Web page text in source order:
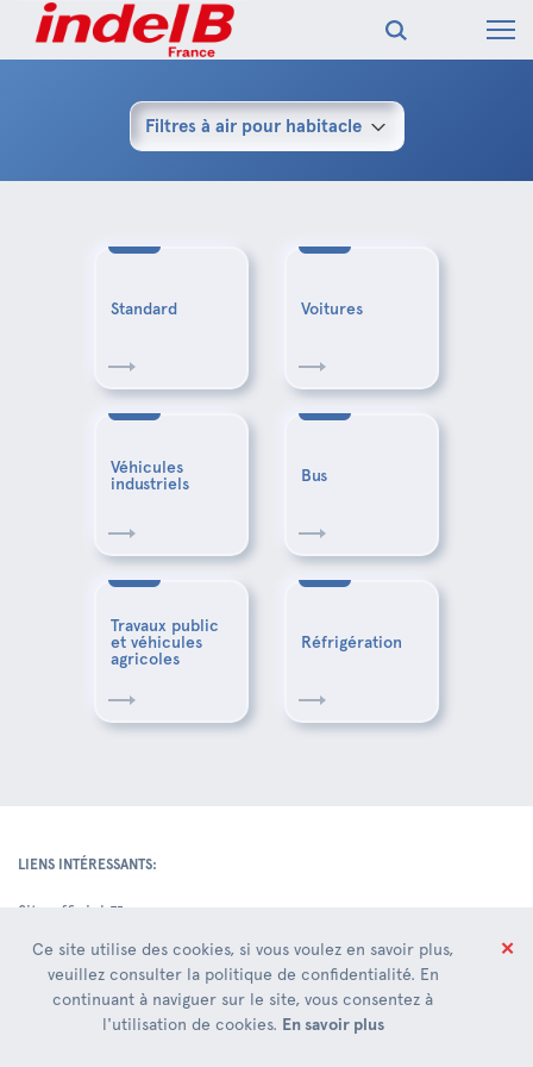
Filtres à air pour habitacle
Standard Voitures
Véhicules
industriels
Bus
Travaux public
et véhicules
agricoles
Réfrigération
LIENS INTÉRESSANTS:
Site officiel
Où sommes-nous
Contacts Siège Social
Entrepôts
✕
Ce site utilise des cookies, si vous voulez en savoir plus,
veuillez consulter la politique de confidentialité. En
continuant à naviguer sur le site, vous consentez à
l'utilisation de cookies. En savoir plus